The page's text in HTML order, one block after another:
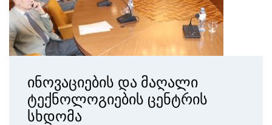
ინოვაციების და მაღალი
ტექნოლოგიების ცენტრის
სხდომა